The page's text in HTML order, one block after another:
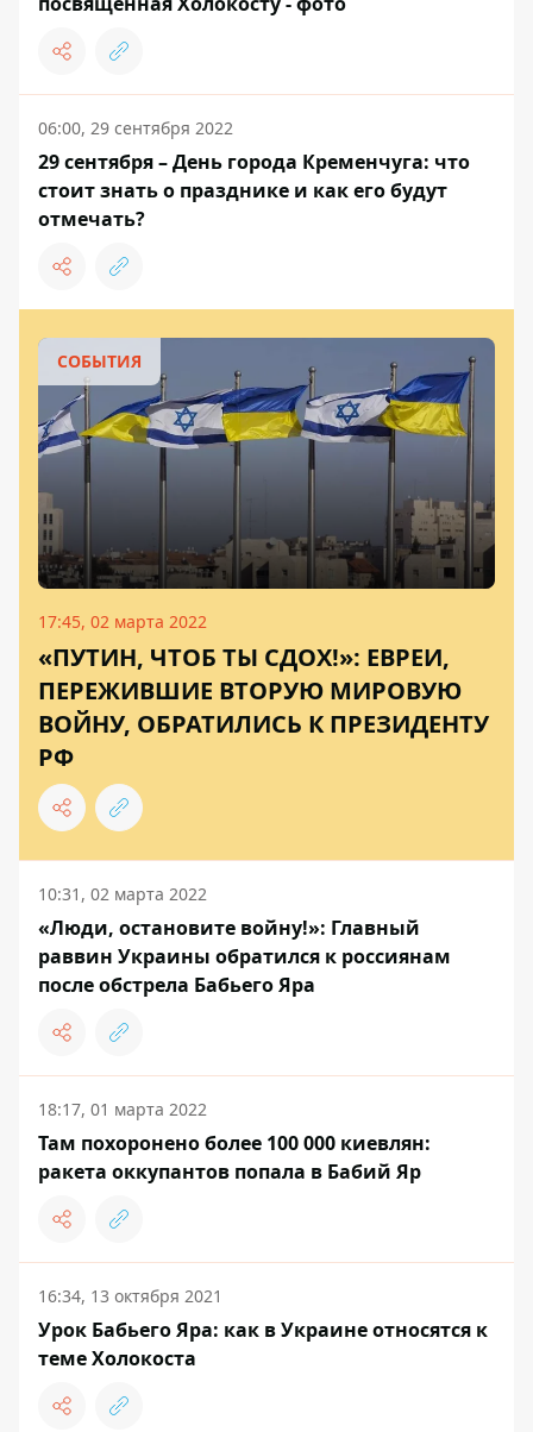
06:00, 29 сентября 2022
29 сентября – День города Кременчуга: что
стоит знать о празднике и как его будут
отмечать?
СОБЫТИЯ
17:45, 02 марта 2022
«ПУТИН, ЧТОБ ТЫ СДОХ!»: ЕВРЕИ,
ПЕРЕЖИВШИЕ ВТОРУЮ МИРОВУЮ
ВОЙНУ, ОБРАТИЛИСЬ К ПРЕЗИДЕНТУ
РФ
10:31, 02 марта 2022
«Люди, остановите войну!»: Главный
раввин Украины обратился к россиянам
после обстрела Бабьего Яра
18:17, 01 марта 2022
Там похоронено более 100 000 киевлян:
ракета оккупантов попала в Бабий Яр
16:34, 13 октября 2021
Урок Бабьего Яра: как в Украине относятся к
теме Холокоста